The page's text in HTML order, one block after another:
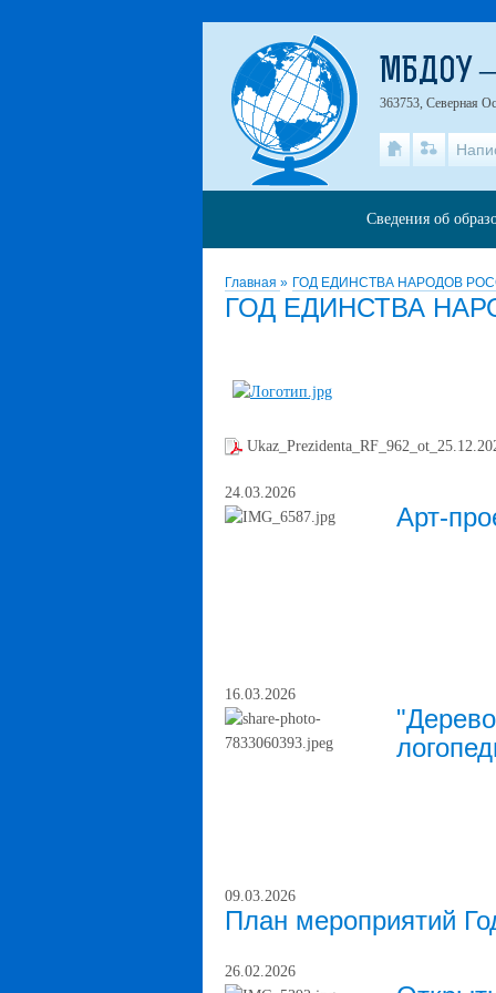
Главная » ГОД ЕДИНСТВА НАРОДОВ
ГОД ЕДИНСТВА
24.03.2026
Арт-
16.03.2026
09.03.2026
План мероприятий
26.02.2026
МБДОУ
363753, Северная
Сведения об